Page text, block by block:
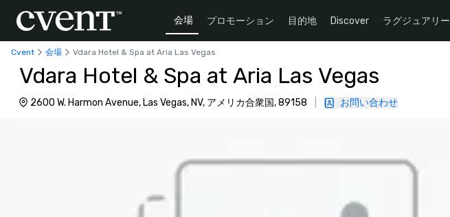
会場 プロモーション 目的地 Discover ラグジュアリー
Cvent 会場 Vdara Hotel & Spa at Aria Las Vegas
Vdara Hotel & Spa at Aria Las Vegas
2600 W. Harmon Avenue, Las Vegas, NV, アメリカ合衆国, 89158 お問い合わせ